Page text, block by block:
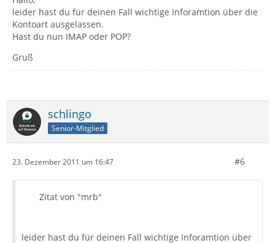
leider hast du für deinen Fall wichtige Inforamtion über die
Kontoart ausgelassen.
Hast du nun IMAP oder POP?
Gruß
schlingo
Senior-Mitglied
23. Dezember 2011 um 16:47 #6
Zitat von "mrb"
leider hast du für deinen Fall wichtige Inforamtion über